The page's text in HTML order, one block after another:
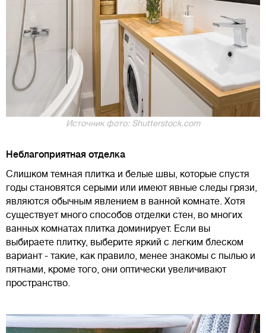
Источник фото: Shutterstock.com
Неблагоприятная отделка
Слишком темная плитка и белые швы, которые спустя
годы становятся серыми или имеют явные следы грязи,
являются обычным явлением в ванной комнате. Хотя
существует много способов отделки стен, во многих
ванных комнатах плитка доминирует. Если вы
выбираете плитку, выберите яркий с легким блеском
вариант - такие, как правило, менее знакомы с пылью и
пятнами, кроме того, они оптически увеличивают
пространство.